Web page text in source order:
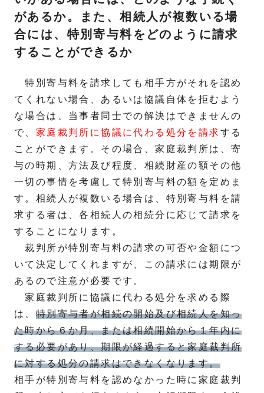
があるか。また、相続人が複数いる場
合には、特別寄与料をどのように請求
することができるか
特別寄与料を請求しても相手方がそれを認め
てくれない場合、あるいは協議自体を拒むよう
な場合は、当事者同士での解決はできませんの
で、 家庭裁判所に協議に代わる処分を請求する
ことができます。その場合、家庭裁判所は、寄
与の時期、方法及び程度、相続財産の額その他
一切の事情を考慮して特別寄与料の額を定めま
す。相続人が複数いる場合は、特別寄与料を請
求する者は、各相続人の相続分に応じて請求を
することになります。
裁判所が特別寄与料の請求の可否や金額につ
いて決定してくれますが、この請求には期限が
あるので注意が必要です。
家庭裁判所に協議に代わる処分を求める際
は、 特別寄与者が相続の開始及び相続人を知っ
た時から６か月、または相続開始から１年内に
する必要があり、期限が経過すると家庭裁判所
に対する処分の請求はできなくなります。
相手が特別寄与料を認めなかった時に家庭裁判